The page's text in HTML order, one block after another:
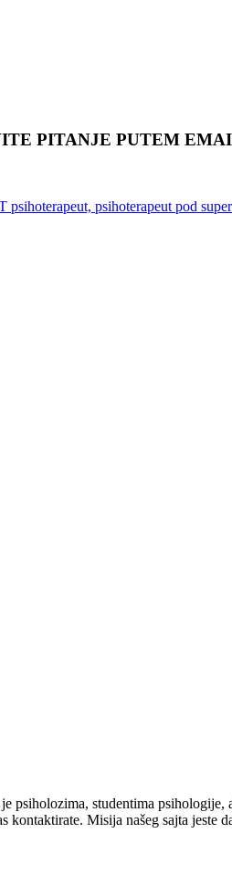
PITANJE PUTEM
psihoterapeut pod
psiholozima, studentima
Misija našeg sajta jeste